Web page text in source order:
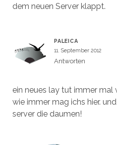
dem neuen Server klappt.
PALEICA
11. September 2012
Antworten
ein neues lay tut immer mal
wie immer mag ichs hier.
server die daumen!